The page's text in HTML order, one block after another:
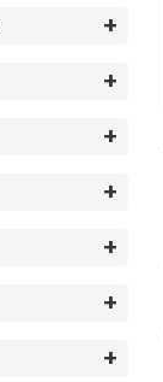
(4)
(22)
(25)
(74)
(38)